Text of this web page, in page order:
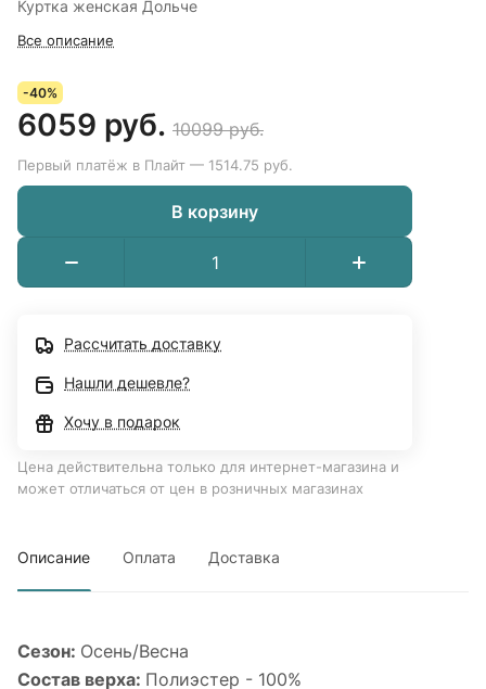
Куртка женская Дольче
Все описание
-40%
6059 руб. 10099 руб.
Первый платёж в Плайт — 1514.75 руб.
В корзину
Рассчитать доставку
Нашли дешевле?
Хочу в подарок
Цена действительна только для интернет-магазина и
может отличаться от цен в розничных магазинах
Описание Оплата Доставка
Сезон: Осень/Весна
Состав верха: Полиэстер - 100%